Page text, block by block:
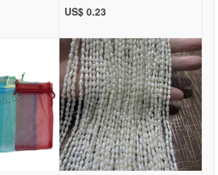
US$ 0.23